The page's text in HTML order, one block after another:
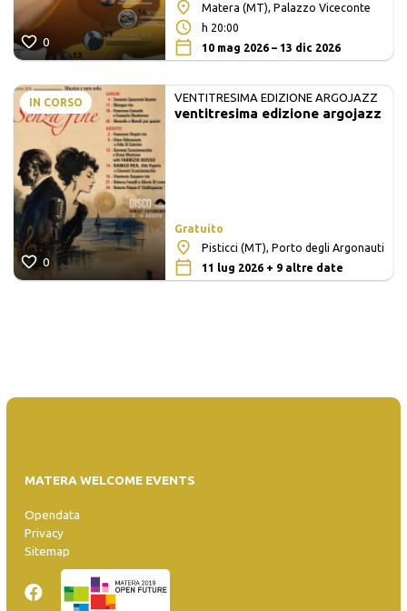
0
Matera (MT), Palazzo Viceconte
h 20:00
10 mag 2026 – 13 dic 2026
IN CORSO
0
VENTITRESIMA EDIZIONE ARGOJAZZ
ventitresima edizione argojazz
Gratuito
Pisticci (MT), Porto degli Argonauti
11 lug 2026 + 9 altre date
MATERA WELCOME EVENTS
Opendata
Privacy
Sitemap